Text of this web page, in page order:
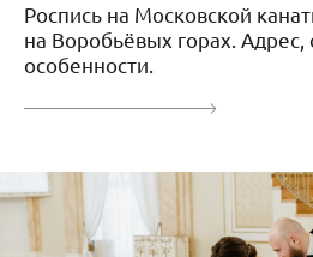
Роспись на Московской
на Воробьёвых горах. Адрес,
особенности.